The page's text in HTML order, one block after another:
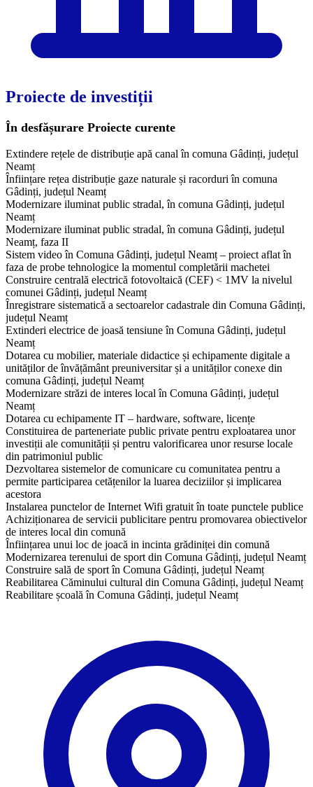
Proiecte de investiții
În desfășurare Proiecte curente
Extindere rețele de distribuție apă canal în comuna Gâdinți, județul
Neamț
Înființare rețea distribuție gaze naturale și racorduri în comuna
Gâdinți, județul Neamț
Modernizare iluminat public stradal, în comuna Gâdinți, județul
Neamț
Modernizare iluminat public stradal, în comuna Gâdinți, județul
Neamț, faza II
Sistem video în Comuna Gâdinți, județul Neamț – proiect aflat în
faza de probe tehnologice la momentul completării machetei
Construire centrală electrică fotovoltaică (CEF) < 1MV la nivelul
comunei Gâdinți, județul Neamț
Înregistrare sistematică a sectoarelor cadastrale din Comuna Gâdinți,
județul Neamț
Extinderi electrice de joasă tensiune în Comuna Gâdinți, județul
Neamț
Dotarea cu mobilier, materiale didactice și echipamente digitale a
unităților de învățământ preuniversitar și a unităților conexe din
comuna Gâdinți, județul Neamț
Modernizare străzi de interes local în Comuna Gâdinți, județul
Neamț
Dotarea cu echipamente IT – hardware, software, licențe
Constituirea de parteneriate public private pentru exploatarea unor
investiții ale comunității și pentru valorificarea unor resurse locale
din patrimoniul public
Dezvoltarea sistemelor de comunicare cu comunitatea pentru a
permite participarea cetățenilor la luarea deciziilor și implicarea
acestora
Instalarea punctelor de Internet Wifi gratuit în toate punctele publice
Achiziționarea de servicii publicitare pentru promovarea obiectivelor
de interes local din comună
Înființarea unui loc de joacă in incinta grădiniței din comună
Modernizarea terenului de sport din Comuna Gâdinți, județul Neamț
Construire sală de sport în Comuna Gâdinți, județul Neamț
Reabilitarea Căminului cultural din Comuna Gâdinți, județul Neamț
​Reabilitare școală în Comuna Gâdinți, județul Neamț